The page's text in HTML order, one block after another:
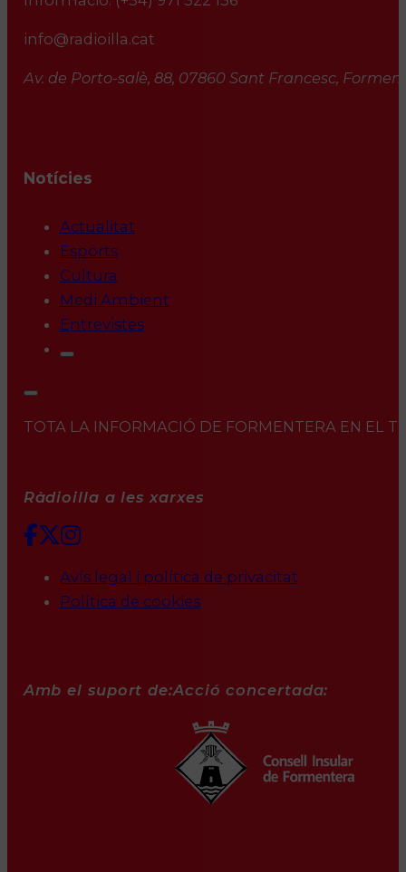
info@radioilla.cat
Av. de Porto-salè, 88, 07860 Sant Francesc,
Notícies
Actualitat
Esports
Cultura
Medi Ambient
Entrevistes
TOTA LA INFORMACIÓ DE FORMENTERA EN EL
Ràdioilla a les xarxes
Avís legal i política de privacitat
Política de cookies
Amb el suport de:Acció concertada: